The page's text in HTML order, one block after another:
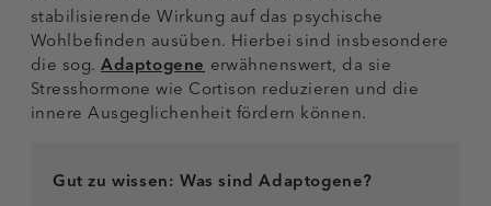
stabilisierende Wirkung auf das psychische
Wohlbefinden ausüben. Hierbei sind insbesondere
die sog.Adaptogene erwähnenswert, da sie
Stresshormone wie Cortison reduzieren und die
innere Ausgeglichenheit fördern können.
Gut zu wissen: Was sind Adaptogene?